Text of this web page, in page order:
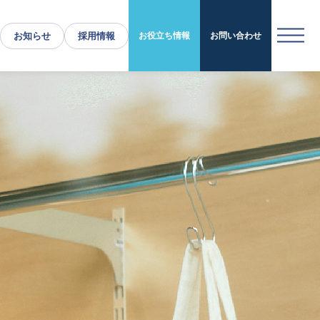
お知らせ 採用情報 お役立ち情報 お問い合わせ
運営施設・実績紹介
実績紹介
お役立ち情報
採用情報
トップメッセージ